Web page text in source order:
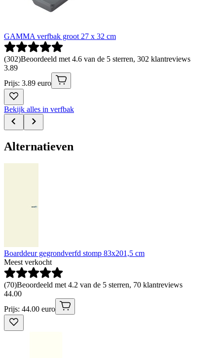
GAMMA verfbak groot 27 x 32 cm
(302)Beoordeeld met 4.6 van de 5 sterren, 302 klantreviews
3.89
Prijs: 3.89 euro
Bekijk alles in verfbak
Alternatieven
Boarddeur gegrondverfd stomp 83x201,5 cm
Meest verkocht
(70)Beoordeeld met 4.2 van de 5 sterren, 70 klantreviews
44.00
Prijs: 44.00 euro